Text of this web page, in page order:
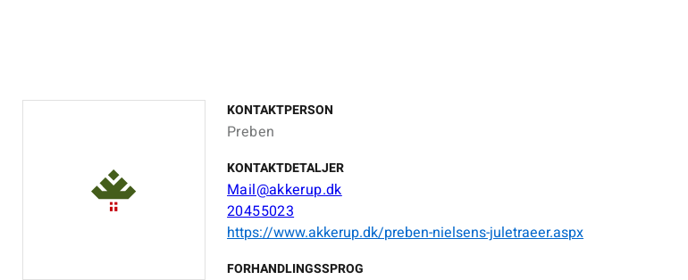
KONTAKTPERSON
Preben
KONTAKTDETALJER
Mail@akkerup.dk
20455023
https://www.akkerup.dk/preben-nielsens-juletraeer.aspx
FORHANDLINGSSPROG